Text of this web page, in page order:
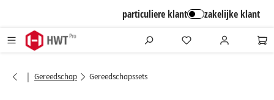
particuliere klant zakelijke klant
| Gereedschap Gereedschapssets